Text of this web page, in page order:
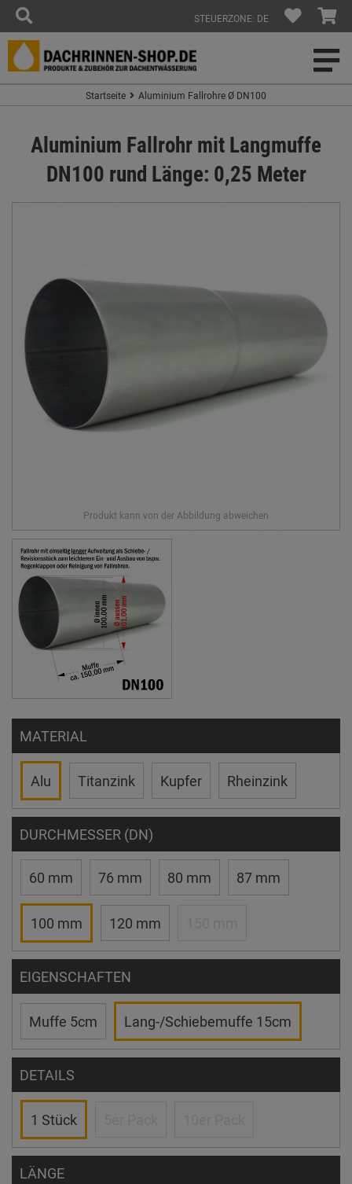
STEUERZONE: DE
Startseite Aluminium Fallrohre Ø DN100
Aluminium Fallrohr mit Langmuffe
DN100 rund Länge: 0,25 Meter
MATERIAL
Alu Titanzink Kupfer Rheinzink
DURCHMESSER (DN)
60 mm 76 mm 80 mm 87 mm
100 mm 120 mm
EIGENSCHAFTEN
Muffe 5cm Lang-/Schiebemuffe 15cm
DETAILS
1 Stück
LÄNGE